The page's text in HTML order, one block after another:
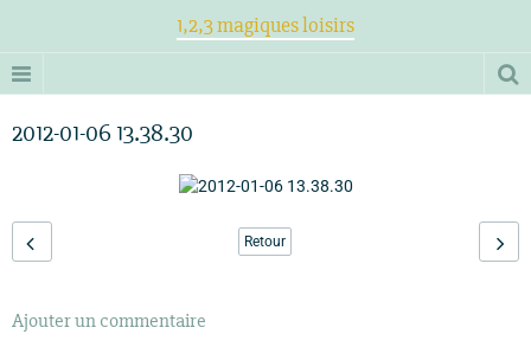
1,2,3 magiques loisirs
2012-01-06 13.38.30
Retour
Ajouter un commentaire